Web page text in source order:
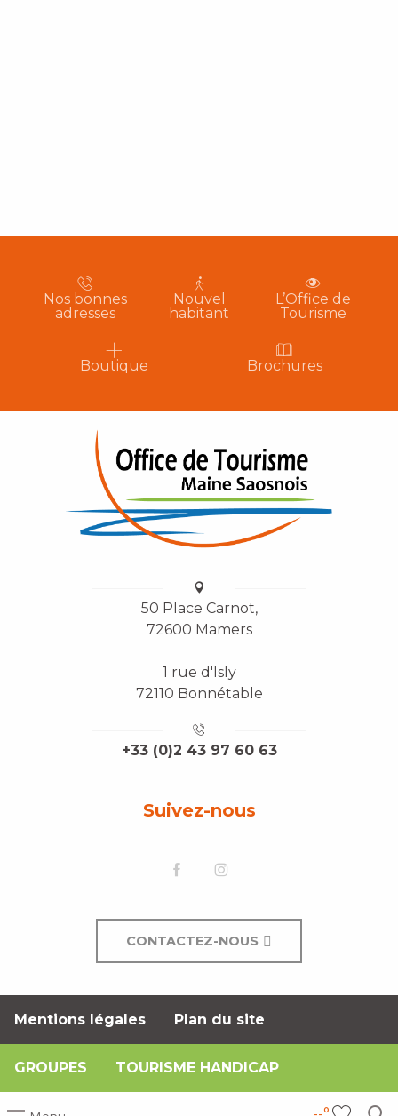
Nos bonnes
adresses
Nouvel
habitant
L’Office de
Tourisme
Boutique Brochures
50 Place Carnot,
72600 Mamers
1 rue d'Isly
72110 Bonnétable
+33 (0)2 43 97 60 63
Suivez-nous
CONTACTEZ-NOUS
Mentions légales Plan du site
GROUPES TOURISME HANDICAP